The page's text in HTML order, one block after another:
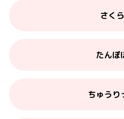
さくら
たんぽ
ちゅうり